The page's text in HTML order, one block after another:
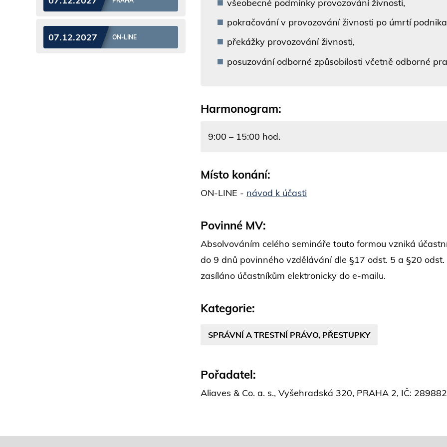
všeobecné podmínky provozování živnosti,
pokračování v provozování živnosti po úmrtí
překážky provozování živnosti,
posuzování odborné způsobilosti včetně odborné
Harmonogram:
9:00 – 15:00 hod.
Místo konání:
ON-LINE - návod k účasti
Povinné MV:
Absolvováním celého semináře touto formou vzniká
do 9 dnů povinného vzdělávání dle §17 odst. 5 a §20
zasíláno účastníkům elektronicky do e-mailu.
Kategorie:
SPRÁVNÍ A TRESTNÍ PRÁVO, PŘESTUPKY
Pořadatel:
Aliaves & Co. a. s., Vyšehradská 320, PRAHA 2, IČ:
07.12.2027 ON-LINE